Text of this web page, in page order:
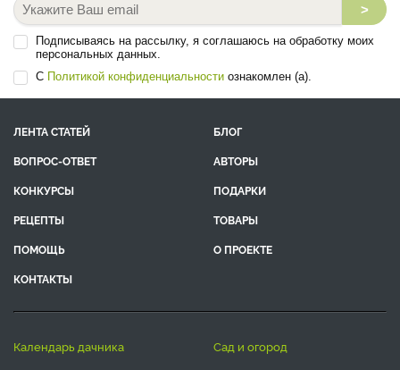
>
Подписываясь на рассылку, я соглашаюсь на обработку моих
персональных данных.
С Политикой конфиденциальности ознакомлен (а).
ЛЕНТА СТАТЕЙ
БЛОГ
ВОПРОС-ОТВЕТ
АВТОРЫ
КОНКУРСЫ
ПОДАРКИ
РЕЦЕПТЫ
ТОВАРЫ
ПОМОЩЬ
О ПРОЕКТЕ
КОНТАКТЫ
календарь дачника
сад и огород